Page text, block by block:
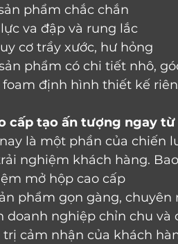
phẩm chắc chắn
va đập và rung lắc
cơ trầy xước, hư hỏng
phẩm có chi tiết nhô,
định hình thiết kế
cấp tạo ấn tượng ngay
là một phần của chiến
nghiệm khách hàng.
mở hộp cao cấp
phẩm gọn gàng, chuyên
doanh nghiệp chỉn chu và
trị cảm nhận của khách